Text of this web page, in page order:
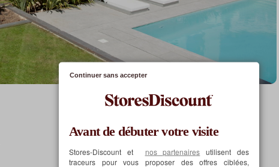
Avant de débuter votre visite
Stores-Discount et nos partenaires utilisent des
traceurs pour vous proposer des offres ciblées,
Continuer sans accepter